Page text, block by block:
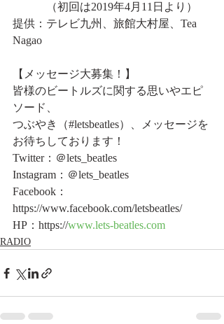
（初回は2019年4月11日より）
提供：テレビ九州、旅館大村屋、Tea
Nagao
【メッセージ大募集！】
皆様のビートルズに関する思いやエピ
ソード、
つぶやき（#letsbeatles）、メッセージを
お待ちしております！
Twitter：＠lets_beatles
Instagram：＠lets_beatles
Facebook：
https://www.facebook.com/letsbeatles/
HP：https://www.lets-beatles.com
RADIO